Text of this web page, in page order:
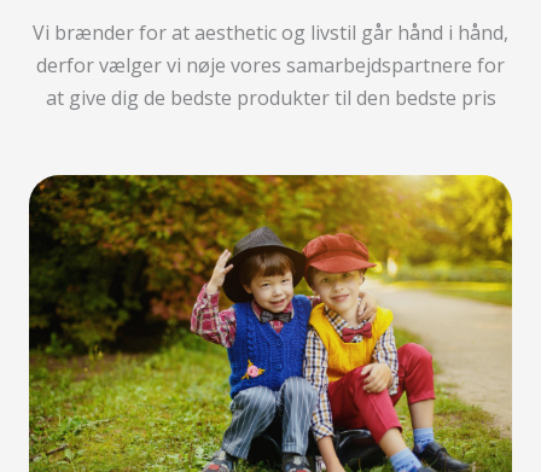
Vi brænder for at aesthetic og livstil går hånd i hånd,
derfor vælger vi nøje vores samarbejdspartnere for
at give dig de bedste produkter til den bedste pris